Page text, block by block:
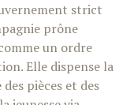
strict
prône
un ordre
Elle dispense la
pièces et des